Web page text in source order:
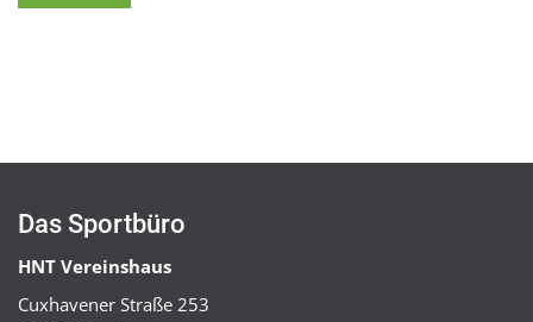
Das Sportbüro
HNT Vereinshaus
Cuxhavener Straße 253